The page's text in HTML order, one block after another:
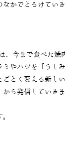
かでとろけてい
今まで食べた焼
やハツを「うし
とく変える新し
ら発信していきま